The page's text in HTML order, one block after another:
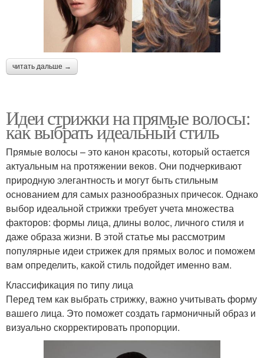
читать дальше →
Идеи стрижки на прямые волосы:
как выбрать идеальный стиль
Прямые волосы – это канон красоты, который остается
актуальным на протяжении веков. Они подчеркивают
природную элегантность и могут быть стильным
основанием для самых разнообразных причесок. Однако
выбор идеальной стрижки требует учета множества
факторов: формы лица, длины волос, личного стиля и
даже образа жизни. В этой статье мы рассмотрим
популярные идеи стрижек для прямых волос и поможем
вам определить, какой стиль подойдет именно вам.
Классификация по типу лица
Перед тем как выбрать стрижку, важно учитывать форму
вашего лица. Это поможет создать гармоничный образ и
визуально скорректировать пропорции.